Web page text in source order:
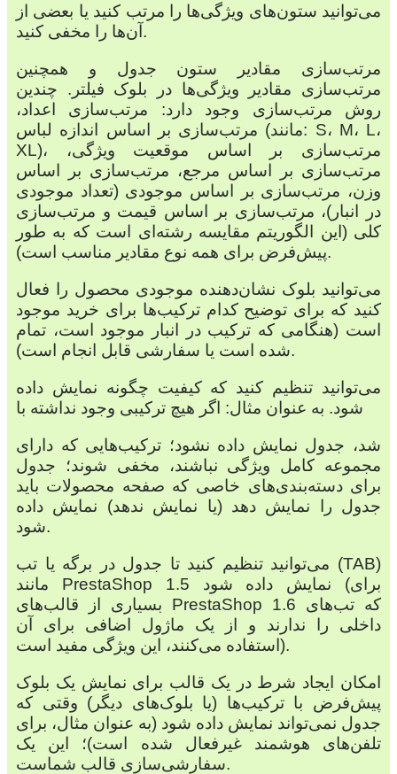
می‌توانید ستون‌های ویژگی‌ها را مرتب کنید یا بعضی از
آن‌ها را مخفی کنید.
مرتب‌سازی مقادیر ستون جدول و همچنین
مرتب‌سازی مقادیر ویژگی‌ها در بلوک فیلتر. چندین
روش مرتب‌سازی وجود دارد: مرتب‌سازی اعداد،
مرتب‌سازی بر اساس اندازه لباس (مانند: S، M، L،
XL)، مرتب‌سازی بر اساس موقعیت ویژگی،
مرتب‌سازی بر اساس مرجع، مرتب‌سازی بر اساس
وزن، مرتب‌سازی بر اساس موجودی (تعداد موجودی
در انبار)، مرتب‌سازی بر اساس قیمت و مرتب‌سازی
کلی (این الگوریتم مقایسه رشته‌ای است که به طور
پیش‌فرض برای همه نوع مقادیر مناسب است).
می‌توانید بلوک نشان‌دهنده موجودی محصول را فعال
کنید که برای توضیح کدام ترکیب‌ها برای خرید موجود
است (هنگامی که ترکیب در انبار موجود است، تمام
شده است یا سفارشی قابل انجام است).
می‌توانید تنظیم کنید که کیفیت چگونه نمایش داده
شود. به عنوان مثال: اگر هیچ ترکیبی وجود نداشته با
شد، جدول نمایش داده نشود؛ ترکیب‌هایی که دارای
مجموعه کامل ویژگی نباشند، مخفی شوند؛ جدول
برای دسته‌بندی‌های خاصی که صفحه محصولات باید
جدول را نمایش دهد (یا نمایش ندهد) نمایش داده
شود.
می‌توانید تنظیم کنید تا جدول در برگه یا تب (TAB)
مانند PrestaShop 1.5 نمایش داده شود (برای
بسیاری از قالب‌های PrestaShop 1.6 که تب‌های
داخلی را ندارند و از یک ماژول اضافی برای آن
استفاده می‌کنند، این ویژگی مفید است).
امکان ایجاد شرط در یک قالب برای نمایش یک بلوک
پیش‌فرض با ترکیب‌ها (یا بلوک‌های دیگر) وقتی که
جدول نمی‌تواند نمایش داده شود (به عنوان مثال، برای
تلفن‌های هوشمند غیرفعال شده است)؛ این یک
سفارشی‌سازی قالب شماست.